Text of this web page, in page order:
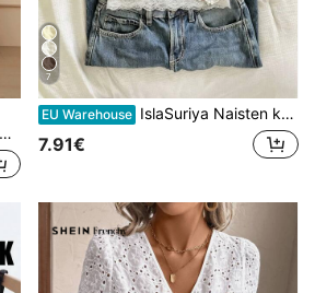
7
EU Warehouse IslaSuriya Naisten kesäinen rento lomatyylinen kontrastipituinen vartalonmyötäinen toppi
7.91€